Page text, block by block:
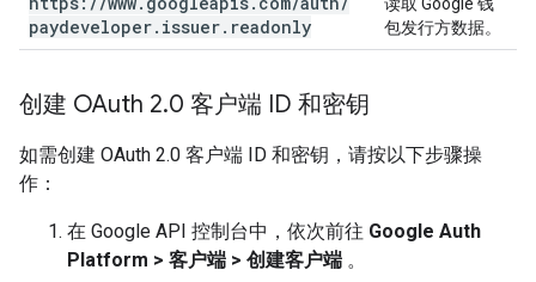
paydeveloper. issuer. readonly
包发行方数据。
创建 OAuth 2.0 客户端 ID 和密钥
如需创建 OAuth 2.0 客户端 ID 和密钥，请按以下步骤操
作：
在 Google API 控制台中，依次前往 Google Auth
Platform > 客户端 > 创建客户端 。